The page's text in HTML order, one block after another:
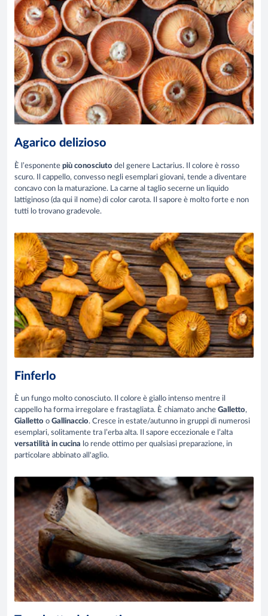
Agarico delizioso
È l’esponente più conosciuto del genere Lactarius. Il colore è rosso
scuro. Il cappello, convesso negli esemplari giovani, tende a diventare
concavo con la maturazione. La carne al taglio secerne un liquido
lattiginoso (da qui il nome) di color carota. Il sapore è molto forte e non
tutti lo trovano gradevole.
Finferlo
È un fungo molto conosciuto. Il colore è giallo intenso mentre il
cappello ha forma irregolare e frastagliata. È chiamato anche Galletto,
Gialletto o Gallinaccio. Cresce in estate/autunno in gruppi di numerosi
esemplari, solitamente tra l’erba alta. Il sapore eccezionale e l’alta
versatilità in cucina lo rende ottimo per qualsiasi preparazione, in
particolare abbinato all'aglio.